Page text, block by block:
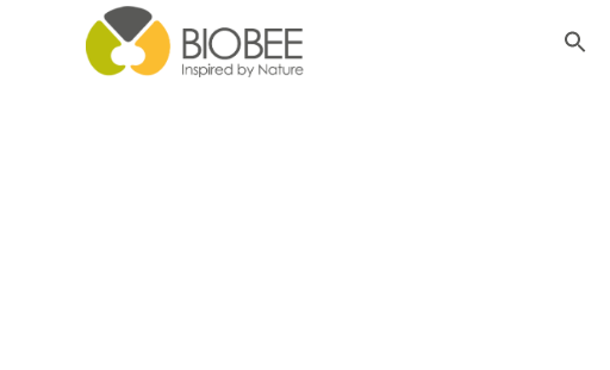
Search
for: